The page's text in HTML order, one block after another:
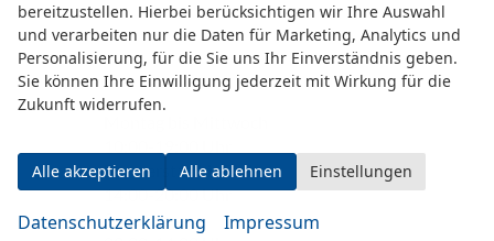
Donnerstag bis Freitag
14:00-20:00 Uhr
Samstag
bereitzustellen. Hierbei berücksichtigen wir Ihre Auswahl
und verarbeiten nur die Daten für Marketing, Analytics und
Personalisierung, für die Sie uns Ihr Einverständnis geben.
Sie können Ihre Einwilligung jederzeit mit Wirkung für die
Zukunft widerrufen.
Alle akzeptieren Alle ablehnen Einstellungen
Datenschutzerklärung Impressum